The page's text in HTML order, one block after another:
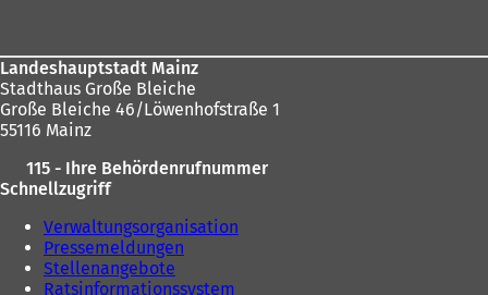
Landeshauptstadt Mainz
Stadthaus Große Bleiche
Große Bleiche 46/Löwenhofstraße 1
55116 Mainz
115 - Ihre Behördenrufnummer
Schnellzugriff
Verwaltungsorganisation
Pressemeldungen
Stellenangebote
Ratsinformationssystem